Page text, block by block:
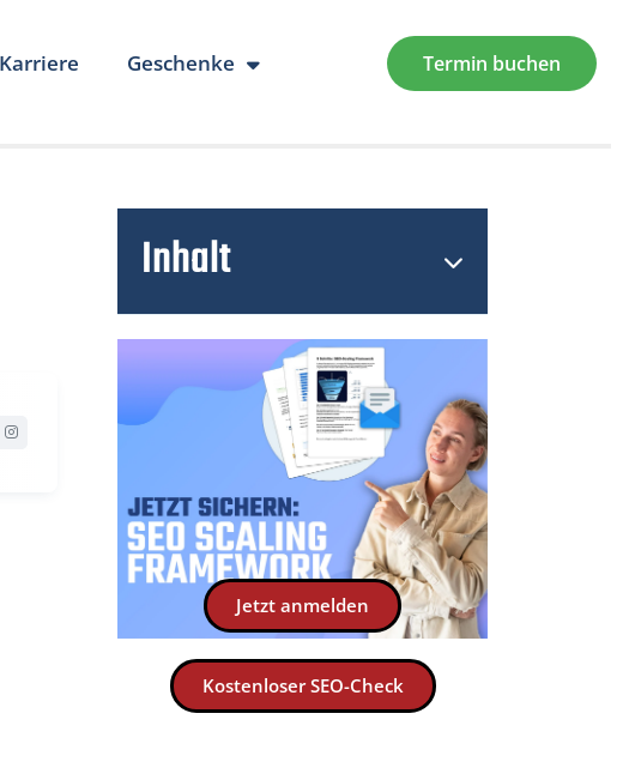
Karriere Geschenke Termin buchen
Inhalt
Jetzt anmelden
Kostenloser SEO-Check